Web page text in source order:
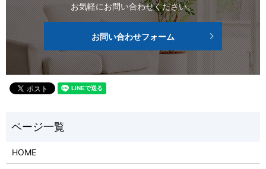
お気軽にお問い合わせください。
お問い合わせフォーム
HOME